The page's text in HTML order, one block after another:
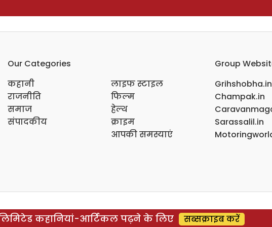
Our Categories
कहानी
राजनीति
समाज
संपादकीय
लाइफ स्टाइल
फिल्म
हेल्थ
क्राइम
आपकी समस्याएं
Group
Grihshobha.in
Champak.in
Sarassalil.in
कहानियां-आर्टिकल पढ़ने के लिए सब्सक्राइब करें